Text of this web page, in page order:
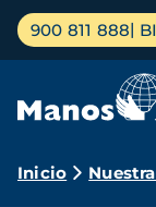
Pasar
contenido
Menú
principal
900 811 888
Ruta
Inicio